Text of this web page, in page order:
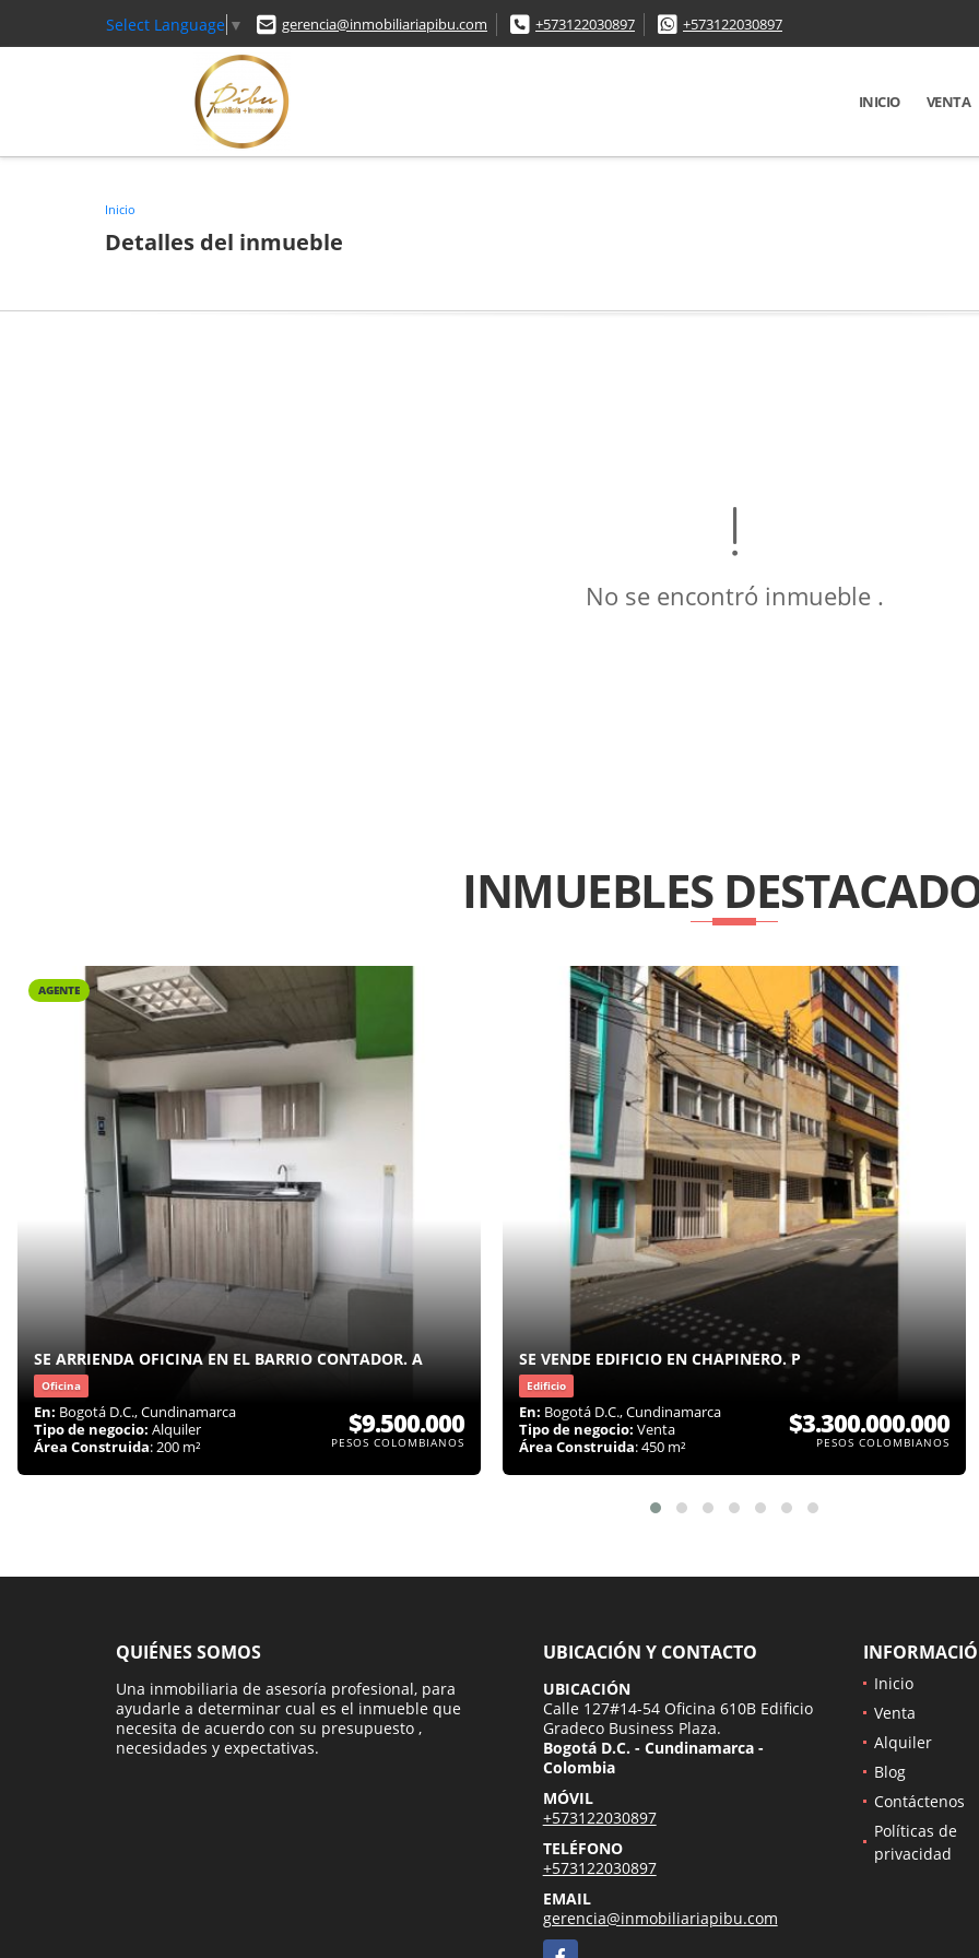
Select Language ▼ gerencia@inmobiliariapibu.com +573122030897 +573122030897
INICIO VENTA
Inicio
Detalles del inmueble
No se encontró inmueble .
INMUEBLES
AGENTE
SE ARRIENDA OFICINA EN EL BARRIO CONTADOR. A
Oficina
En: Bogotá D.C., Cundinamarca
Tipo de negocio: Alquiler
Área Construida: 200 m²
$9.500.000
PESOS COLOMBIANOS
SE VENDE EDIFICIO EN CHAPINERO. P
Edificio
En: Bogotá D.C., Cundinamarca
Tipo de negocio: Venta
Área Construida: 450 m²
$3.300.000.000
PESOS COLOMBIANOS
QUIÉNES SOMOS
Una inmobiliaria de asesoría profesional, para
ayudarle a determinar cual es el inmueble que
necesita de acuerdo con su presupuesto ,
necesidades y expectativas.
UBICACIÓN Y CONTACTO
UBICACIÓN
Calle 127#14-54 Oficina 610B Edificio
Gradeco Business Plaza.
Bogotá D.C. - Cundinamarca -
Colombia
MÓVIL
+573122030897
TELÉFONO
+573122030897
EMAIL
gerencia@inmobiliariapibu.com
Facebook
Inicio
Venta
Alquiler
Blog
Contáctenos
Políticas de
privacidad